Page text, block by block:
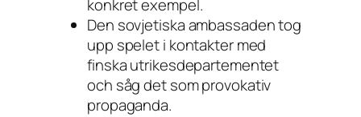
konkret exempel.
Den sovjetiska ambassaden tog
upp spelet i kontakter med
finska utrikesdepartementet
och såg det som provokativ
propaganda.